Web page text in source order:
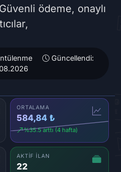
ödeme, onaylı
Güncellendi:
ORTALAMA
584,84 ₺
%35.5 arttı (4 hafta)
AKTIF İLAN
22